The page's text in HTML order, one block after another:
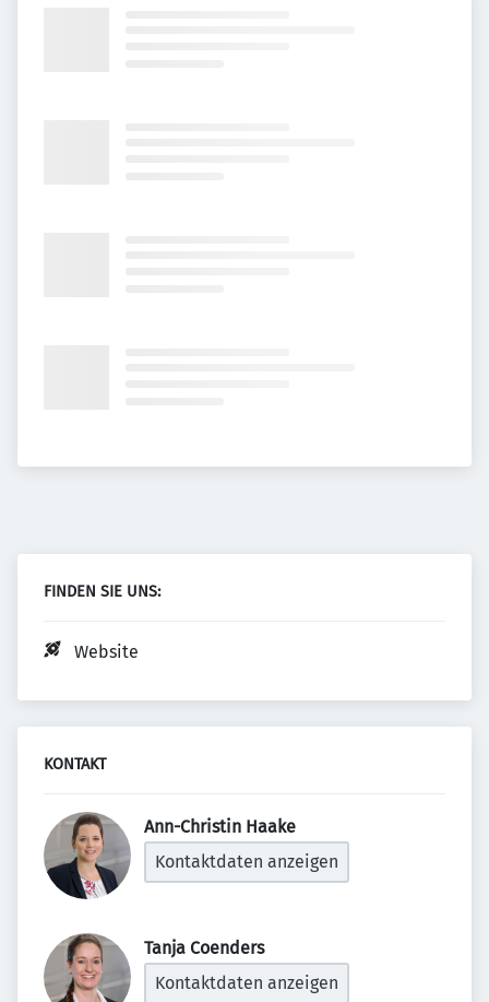
FINDEN SIE UNS:
Website
KONTAKT
Ann-Christin Haake
Kontaktdaten anzeigen
Tanja Coenders
Kontaktdaten anzeigen